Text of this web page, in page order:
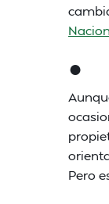
●
Pero